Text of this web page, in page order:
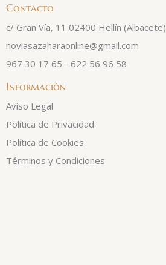
Contacto
c/ Gran Vía, 11 02400 Hellín (Albacete)
noviasazaharaonline@gmail.com
967 30 17 65 - 622 56 96 58
Información
Aviso Legal
Política de Privacidad
Política de Cookies
Términos y Condiciones